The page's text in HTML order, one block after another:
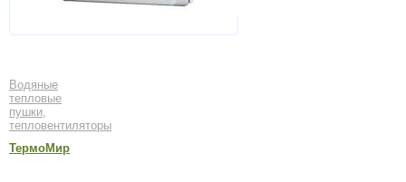
Водяные
тепловые
пушки,
тепловентиляторы
ТермоМир